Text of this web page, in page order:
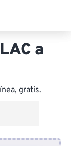
a
gratis.